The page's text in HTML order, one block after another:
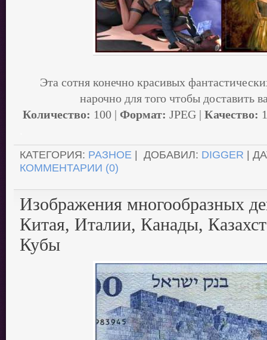
Эта сотня конечно красивых
нарочно для того чтобы доставить
Количество: 100 | Формат: JPEG | Качество:
КАТЕГОРИЯ: РАЗНОЕ | ДОБАВИЛ: DIGGER |
КОММЕНТАРИИ (0)
Изображения многообразных
Китая, Италии, Канады,
Кубы